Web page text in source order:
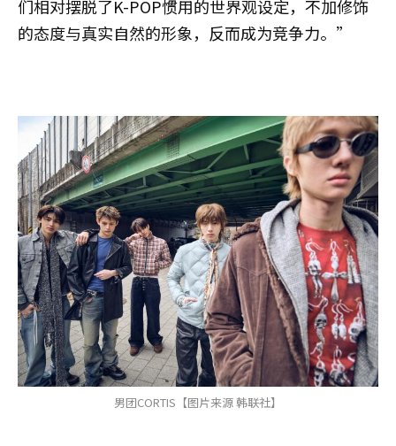
们相对摆脱了K-POP惯用的世界观设定，不加修饰
的态度与真实自然的形象，反而成为竞争力。”
男团CORTIS【图片来源 韩联社】